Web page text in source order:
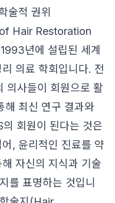
술적 권위
Hair Restoration
년에 설립된 세계
의료 학회입니다. 전
의사들이 회원으로 활
해 최신 연구 결과와
회원이 된다는 것은
, 윤리적인 진료를 약
자신의 지식과 기술
를 표명하는 것입니